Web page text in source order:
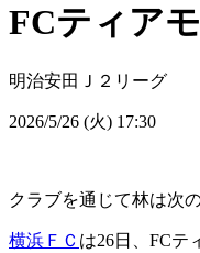
FCティア
明治安田Ｊ２リーグ
2026/5/26 (火) 17:30
クラブを通じて林は次
横浜ＦＣ は26日、FCテ